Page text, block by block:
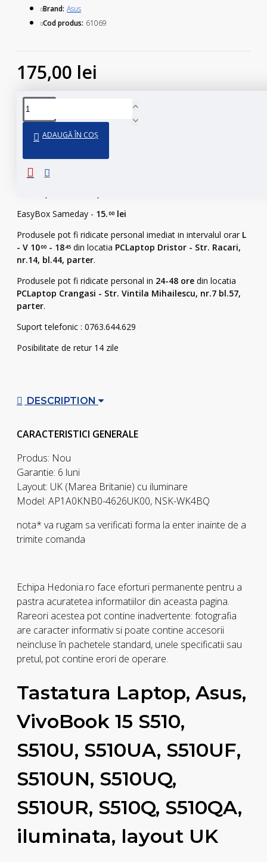
175,00 lei
Brand: Asus
Cod produs: 61069
ADAUGĂ ÎN COȘ
95% din produsele noastre se afla fizic in stoc.
Ajunge la tine..
In 24-48 ore prin curier
EasyBox Sameday - 15.00lei
Produsele pot fi ridicate personal imediat in intervalul orar L
- V 1000- 1845din locatia PCLaptop Dristor - Str. Racari,
nr.14, bl.44, parter.
Produsele pot fi ridicate personal in 24-48 ore din locatia
PCLaptop Crangasi - Str. Vintila Mihailescu, nr.7 bl.57,
parter.
Suport telefonic : 0763.644.629
Posibilitate de retur 14 zile
DESCRIPTION
CARACTERISTICI GENERALE
Produs: Nou
Garantie: 6 luni
Layout: UK (Marea Britanie) cu iluminare
Model: AP1A0KNB0-4626UK00, NSK-WK4BQ
nota* va rugam sa verificati forma la enter inainte de a
trimite comanda
Echipa Hedonia.ro face eforturi permanente pentru a
pastra acuratetea informatiilor din aceasta pagina.
Rareori acestea pot contine inadvertente: fotografia
are caracter informativ si poate contine accesorii
neincluse în pachetele standard, unele specificatii sau
pretul, pot contine erori de operare.
Tastatura Laptop, Asus,
VivoBook 15 S510,
S510U, S510UA, S510UF,
S510UN, S510UQ,
S510UR, S510Q, S510QA,
iluminata, layout UK